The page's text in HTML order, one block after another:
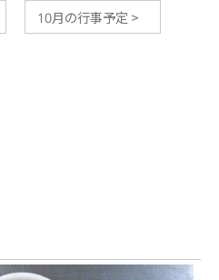
10月の行事予定 >